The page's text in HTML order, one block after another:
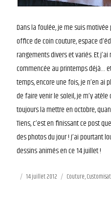
Dans la foulée, je me suis
office de coin couture, espace
rangements divers et variés. Et
commencée au printemps déjà…
temps, encore une fois, je n’en
de faire venir le soleil, je m’y
toujours la mettre en octobre,
Tiens, c’est en finissant ce post
des photos du jour ! J’ai pourtant
dessins animés en ce 14 juillet !
Publié
14 juillet 2012 Catégories
Couture,